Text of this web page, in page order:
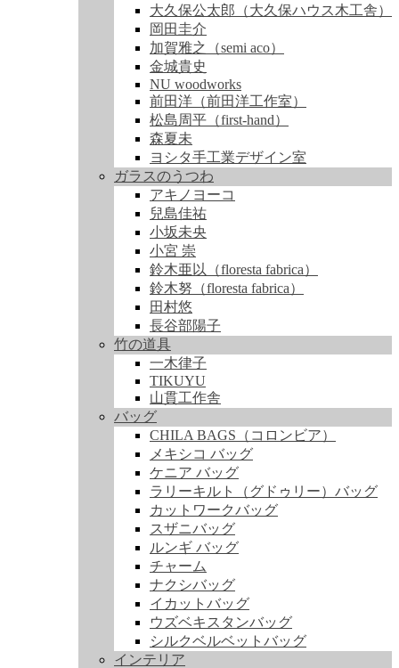
大久保公太郎（大久保ハウス木工舎）
岡田圭介
加賀雅之（semi aco）
金城貴史
NU woodworks
前田洋（前田洋工作室）
松島周平（first-hand）
森夏未
ヨシタ手工業デザイン室
ガラスのうつわ
アキノヨーコ
兒島佳祐
小坂未央
小宮 崇
鈴木亜以（floresta fabrica）
鈴木努（floresta fabrica）
田村悠
長谷部陽子
竹の道具
一木律子
TIKUYU
山貫工作舎
バッグ
CHILA BAGS（コロンビア）
メキシコ バッグ
ケニア バッグ
ラリーキルト（グドゥリー）バッグ
カットワークバッグ
スザニバッグ
ルンギ バッグ
チャーム
ナクシバッグ
イカットバッグ
ウズベキスタンバッグ
シルクベルベットバッグ
インテリア